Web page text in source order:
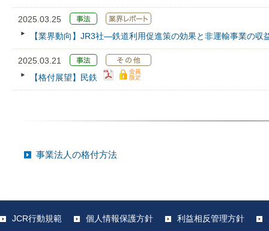
2025.03.25
【業界動向】JR3社―鉄道利用促進策の効果と非運輸事業の
2025.03.21
【格付展望】民鉄
事業法人の格付方法
JCR行動規範 個人情報保護方針 利益相反管理方針